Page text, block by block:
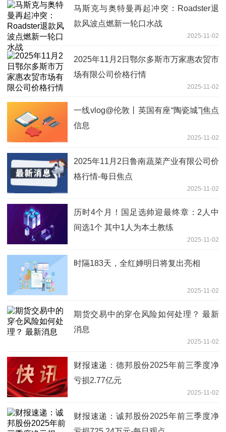
马斯克与奥特曼再起冲突：Roadster退
款风波点燃新一轮口水战
2025-11-02
2025年11月2日鄂尔多斯市万家惠农贸市
场有限公司价格行情
2025-11-02
一线vlog@伦敦丨英国有座“陶瓷城”|焦点
信息
2025-11-02
2025年11月2日鲁南蔬菜产业有限公司价
格行情-每日焦点
2025-11-02
历时4个月！国足选帅迎最终章：2人中
间选1个 其中1人为本土教练
2025-11-02
时隔183天，全红婵明日将复出亮相
2025-11-02
期货交易中的穿仓风险如何处理？ 最新
消息
2025-11-02
财报速递：德邦股份2025年前三季度净
亏损2.77亿元
2025-11-02
财报速递：诚邦股份2025年前三季度净